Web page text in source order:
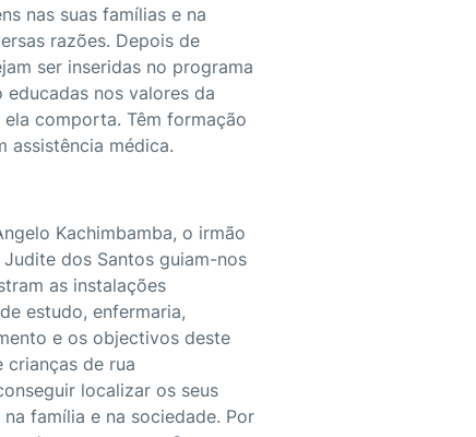
nas suas famílias e na
razões. Depois de
ser inseridas no programa
nos valores da
comporta. Têm formação
assistência médica.
Kachimbamba, o irmão
dos Santos guiam-nos
as instalações
estudo, enfermaria,
e os objectivos deste
de rua
localizar os seus
família e na sociedade. Por